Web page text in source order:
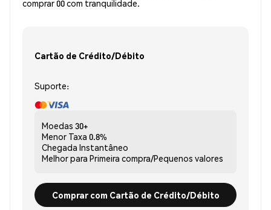
comprar 00 com tranquilidade.
Cartão de Crédito/Débito
Suporte:
Moedas 30+
Menor Taxa 0.8%
Chegada Instantâneo
Melhor para Primeira compra/Pequenos valores
Comprar com Cartão de Crédito/Débito